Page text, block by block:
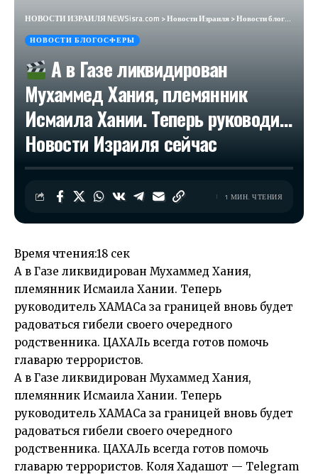
НОВОСТИ ИЗРАИЛЯ NEWSisra.com >Новости Израиля>Новости блогосферы
НОВОСТИ БЛОГОСФЕРЫ
А в Газе ликвидирован
Мухаммед Хания, племянник
Исмаила Хании. Теперь руководи…​
Новости Израиля сейчас
1 МИН. ЧТЕНИЯ
Время чтения:18 сек
А в Газе ликвидирован Мухаммед Хания,
племянник Исмаила Хании. Теперь
руководитель ХАМАСа за границей вновь будет
радоваться гибели своего очередного
родственника. ЦАХАЛь всегда готов помочь
главарю террористов.
А в Газе ликвидирован Мухаммед Хания,
племянник Исмаила Хании. Теперь
руководитель ХАМАСа за границей вновь будет
радоваться гибели своего очередного
родственника. ЦАХАЛь всегда готов помочь
главарю террористов. Коля Хадашот — Telegram